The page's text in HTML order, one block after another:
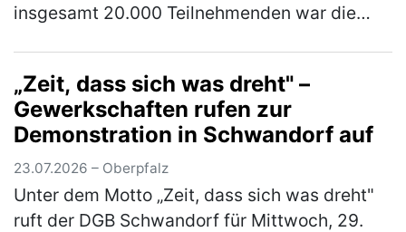
insgesamt 20.000 Teilnehmenden war die
star…(mehr)
„Zeit, dass sich was dreht" –
Gewerkschaften rufen zur
Demonstration in Schwandorf auf
23.07.2026 – Oberpfalz
Unter dem Motto „Zeit, dass sich was dreht"
ruft der DGB Schwandorf für Mittwoch, 29.